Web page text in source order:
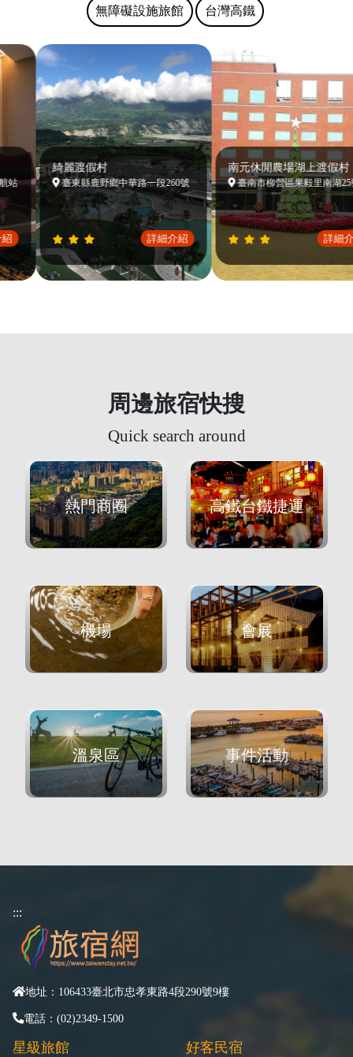
無障礙設施旅館 台灣高鐵
綺麗渡假村
臺東縣鹿野鄉中華路一段260號
詳細介紹
南元休閒農場湖上渡假村
臺南市柳營區果毅里南湖25號
詳細介紹
周邊旅宿快搜
Quick search around
熱門商圈 高鐵台鐵捷運
機場 會展
溫泉區 事件活動
:::
地址：106433臺北市忠孝東路4段290號9樓
電話：(02)2349-1500
星級旅館
好客民宿